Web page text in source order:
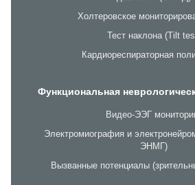
Холтеровское
Тест наклона (Tilt
Кардиореспираторная
Функциональная
Видео-ЭЭГ
Электромиография и
ЭНМГ)
Вызванные потенциалы